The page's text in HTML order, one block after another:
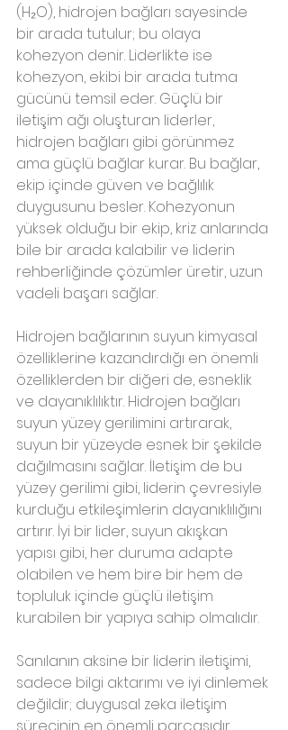
(H₂O), hidrojen bağları sayesinde
bir arada tutulur; bu olaya
kohezyon denir. Liderlikte ise
kohezyon, ekibi bir arada tutma
gücünü temsil eder. Güçlü bir
iletişim ağı oluşturan liderler,
hidrojen bağları gibi görünmez
ama güçlü bağlar kurar. Bu bağlar,
ekip içinde güven ve bağlılık
duygusunu besler. Kohezyonun
yüksek olduğu bir ekip, kriz anlarında
bile bir arada kalabilir ve liderin
rehberliğinde çözümler üretir, uzun
vadeli başarı sağlar.
Hidrojen bağlarının suyun kimyasal
özelliklerine kazandırdığı en önemli
özelliklerden bir diğeri de, esneklik
ve dayanıklılıktır. Hidrojen bağları
suyun yüzey gerilimini artırarak,
suyun bir yüzeyde esnek bir şekilde
dağılmasını sağlar. İletişim de bu
yüzey gerilimi gibi, liderin çevresiyle
kurduğu etkileşimlerin dayanıklılığını
artırır. İyi bir lider, suyun akışkan
yapısı gibi, her duruma adapte
olabilen ve hem bire bir hem de
topluluk içinde güçlü iletişim
kurabilen bir yapıya sahip olmalıdır.
Sanılanın aksine bir liderin iletişimi,
sadece bilgi aktarımı ve iyi dinlemek
değildir; duygusal zeka iletişim
sürecinin en önemli parçasıdır.